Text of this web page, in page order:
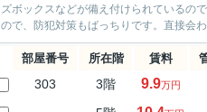
ズボックスなどが備え付けられているの
ので、防犯対策もばっちりです。直接会
部屋番号 所在階 賃料
303 3階 9.9万円